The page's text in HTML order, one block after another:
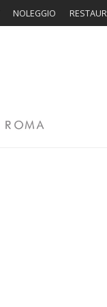
NOLEGGIO